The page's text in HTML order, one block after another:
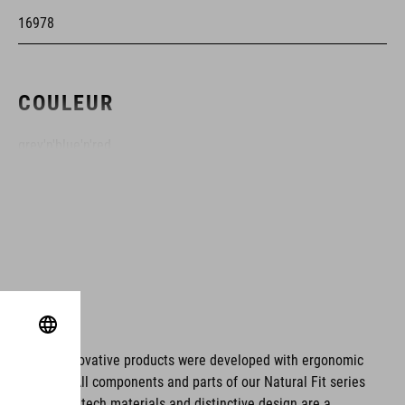
16978
COULEUR
POIDS
These innovative products were developed with ergonomic
issues. All components and parts of our Natural Fit series